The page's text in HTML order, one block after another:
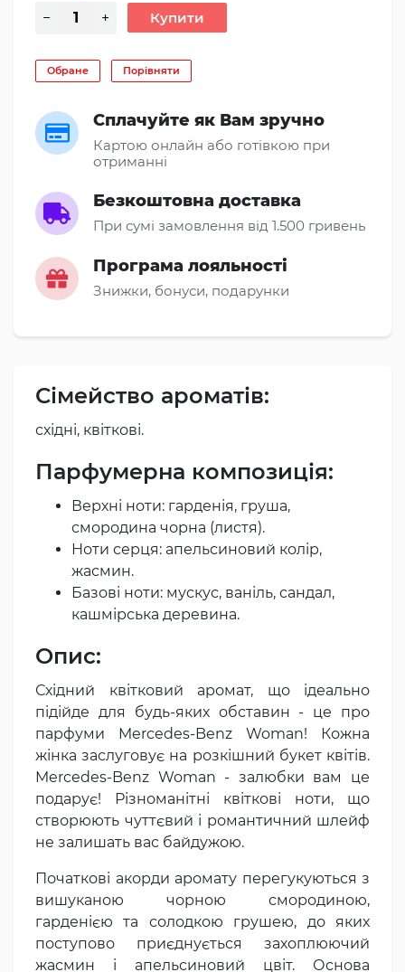
Обране Порівняти
Сплачуйте як Вам зручно
Картою онлайн або готівкою при
отриманні
Безкоштовна доставка
При сумі замовлення від 1.500 гривень
Програма лояльності
Знижки, бонуси, подарунки
Сімейство ароматів:
східні, квіткові.
Парфумерна композиція:
Верхні ноти: гарденія, груша,
смородина чорна (листя).
Ноти серця: апельсиновий колір,
жасмин.
Базові ноти: мускус, ваніль, сандал,
кашмірська деревина.
Опис:
Східний квітковий аромат, що ідеально
підійде для будь-яких обставин - це про
парфуми Mercedes-Benz Woman! Кожна
жінка заслуговує на розкішний букет квітів.
Mercedes-Benz Woman - залюбки вам це
подарує! Різноманітні квіткові ноти, що
створюють чуттєвий і романтичний шлейф
не залишать вас байдужою.
Початкові акорди аромату перегукуються з
вишуканою чорною смородиною,
гарденією та солодкою грушею, до яких
поступово приєднується захоплюючий
жасмин і апельсиновий цвіт. Основа